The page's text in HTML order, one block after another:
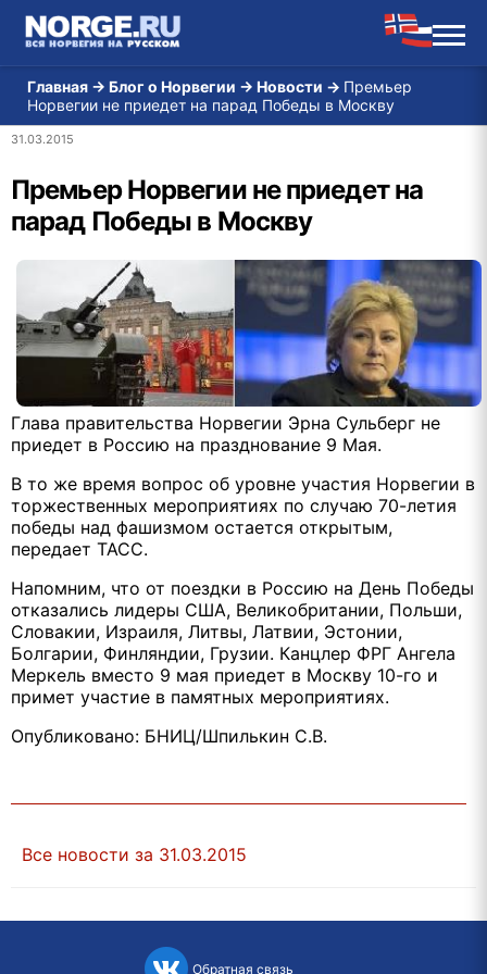
Главная → Блог о Норвегии → Новости → Премьер
Норвегии не приедет на парад Победы в Москву
31.03.2015
Премьер Норвегии не приедет на
парад Победы в Москву
Глава правительства Норвегии Эрна Сульберг не
приедет в Россию на празднование 9 Мая.
В то же время вопрос об уровне участия Норвегии в
торжественных мероприятиях по случаю 70-летия
победы над фашизмом остается открытым,
передает ТАСС.
Напомним, что от поездки в Россию на День Победы
отказались лидеры США, Великобритании, Польши,
Словакии, Израиля, Литвы, Латвии, Эстонии,
Болгарии, Финляндии, Грузии. Канцлер ФРГ Ангела
Меркель вместо 9 мая приедет в Москву 10-го и
примет участие в памятных мероприятиях.
Опубликовано: БНИЦ/Шпилькин С.В.
Все новости за 31.03.2015
Обратная связь